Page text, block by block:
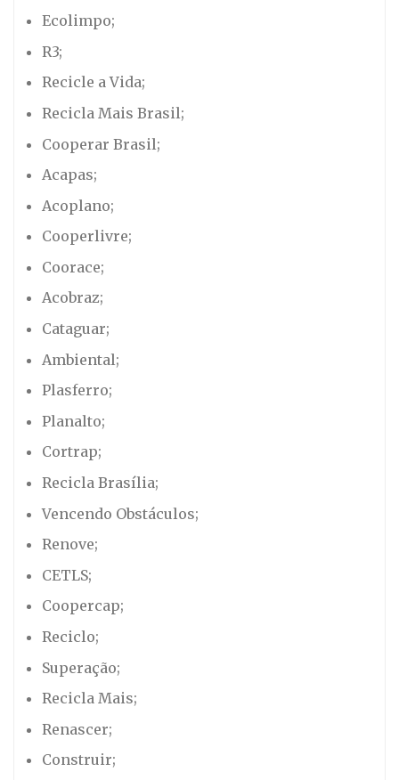
Ecolimpo;
R3;
Recicle a Vida;
Recicla Mais Brasil;
Cooperar Brasil;
Acapas;
Acoplano;
Cooperlivre;
Coorace;
Acobraz;
Cataguar;
Ambiental;
Plasferro;
Planalto;
Cortrap;
Recicla Brasília;
Vencendo Obstáculos;
Renove;
CETLS;
Coopercap;
Reciclo;
Superação;
Recicla Mais;
Renascer;
Construir;